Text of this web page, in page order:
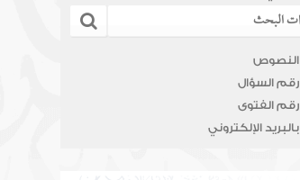
النصوص
رقم السؤال
رقم الفتوى
بالبريد الإلكتروني